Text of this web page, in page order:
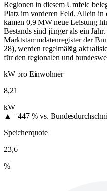
Regionen in diesem Umfeld
Platz im vorderen Feld. Allein in
kamen 0,9 MW neue Leistung
Bestands sind jünger als ein
Marktstammdatenregister der
28), werden regelmäßig
für den regionalen und
kW pro Einwohner
8,21
kW
▲ +447 % vs.
Speicherquote
23,6
%